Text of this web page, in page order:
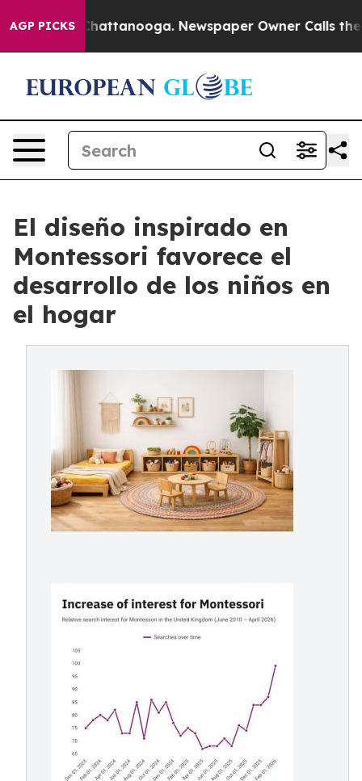
AGP PICKSin Chattanooga. Newspaper Owner Calls the
El diseño inspirado en
Montessori favorece el
desarrollo de los niños en
el hogar